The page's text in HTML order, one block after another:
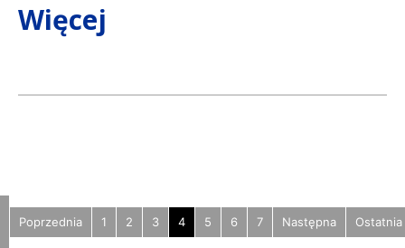
Więcej
Poprzednia 1 2 3 4 5 6 7 Następna Ostatnia